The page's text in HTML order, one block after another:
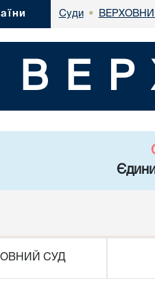
Суди •
СУД